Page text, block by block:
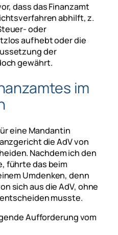
dass das Finanzamt
abhilft, z.
oder
aufhebt oder die
der
gewährt.
im
eine Mandantin
die AdV von
Nachdem ich den
führte das beim
Umdenken, denn
sich aus die AdV, ohne
musste.
Aufforderung vom